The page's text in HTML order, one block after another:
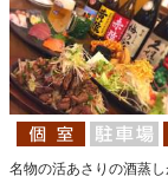
名物の活あさりの酒蒸